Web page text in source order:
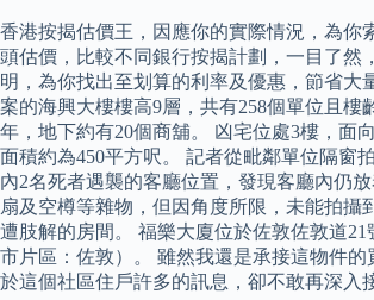
香港按揭估價王，因應你的實際情況，為你
頭估價，比較不同銀行按揭計劃，一目了然
明，為你找出至划算的利率及優惠，節省大
案的海興大樓樓高9層，共有258個單位且樓
年，地下約有20個商舖。 凶宅位處3樓，面
面積約為450平方呎。 記者從毗鄰單位隔窗
內2名死者遇襲的客廳位置，發現客廳內仍
扇及空樽等雜物，但因角度所限，未能拍攝
遭肢解的房間。 福樂大廈位於佐敦佐敦道21
市片區：佐敦）。 雖然我還是承接這物件的
於這個社區住戶許多的訊息，卻不敢再深入